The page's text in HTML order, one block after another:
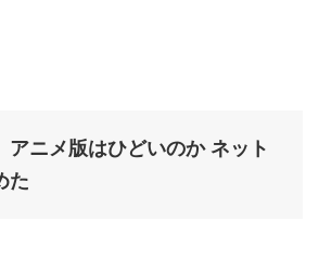
アニメ版はひどいのか ネット
た